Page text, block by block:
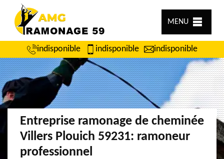
MENU
indisponible indisponible indisponible
Entreprise ramonage de cheminée
Villers Plouich 59231: ramoneur
professionnel